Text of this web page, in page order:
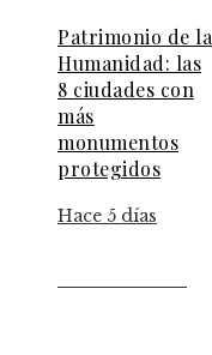
Patrimonio de la
Humanidad: las
8 ciudades con
más
monumentos
protegidos
Hace 5 días